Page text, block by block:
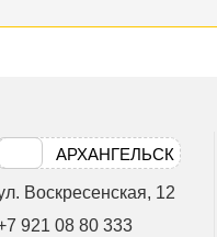
АРХАНГЕЛЬСК
Воскресенская, 12
921 08 80 333